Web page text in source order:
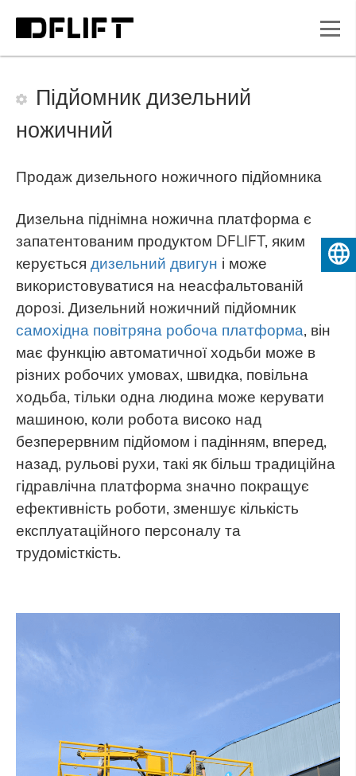
Підйомник дизельний
ножичний
Продаж дизельного ножичного підйомника
Дизельна піднімна ножична платформа є
запатентованим продуктом DFLIFT, яким
керується дизельний двигун і може
використовуватися на неасфальтованій
дорозі. Дизельний ножичний підйомник
самохідна повітряна робоча платформа, він
має функцію автоматичної ходьби може в
різних робочих умовах, швидка, повільна
ходьба, тільки одна людина може керувати
машиною, коли робота високо над
безперервним підйомом і падінням, вперед,
назад, рульові рухи, такі як більш традиційна
гідравлічна платформа значно покращує
ефективність роботи, зменшує кількість
експлуатаційного персоналу та
трудомісткість.
Українська